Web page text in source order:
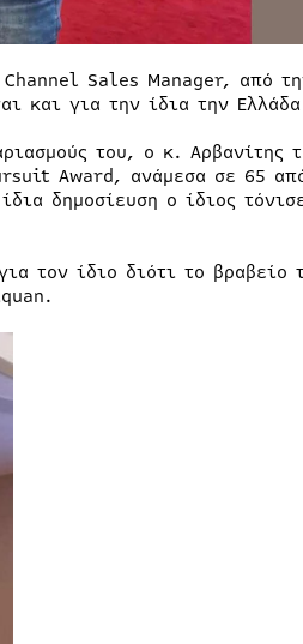
Sales Manager, από
και για την ίδια την
του, ο κ. Αρβανίτης
Award, ανάμεσα σε 65
δημοσίευση ο ίδιος
τον ίδιο διότι το βραβείο